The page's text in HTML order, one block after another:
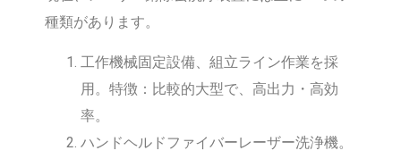
種類があります。
工作機械固定設備、組立ライン作業を採
用。特徴：比較的大型で、高出力・高効
率。
ハンドヘルドファイバーレーザー洗浄機。